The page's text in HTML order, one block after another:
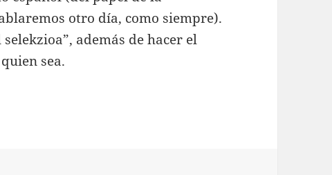
otro día, como siempre).
además de hacer el
sea.